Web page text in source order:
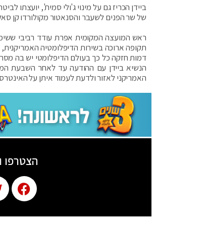
ביידן הכריז גם על מינוי ג'ולי סמית', יועצתו
של שר הפנים לשעבר והסנאטור מקולורדו קן
ראש המועצה המקומית אפרת עודד רביבי
תקופה ארוכה בשירות הדיפלומטיה
דמות חזקה כל כך בעולם הדיפלומטי יש בה
הנשיא ביידן עם ההודעה עד לאחר השבעת
האמריקני לאזור ולדעת לעמוד איתן על
הצטרפו